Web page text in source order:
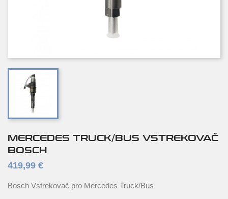
MERCEDES TRUCK/BUS VSTREKOVAČ
BOSCH
419,99 €
Bosch Vstrekovač pro Mercedes Truck/Bus